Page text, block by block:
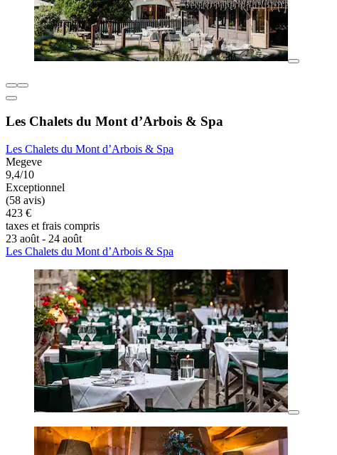
Les Chalets du Mont d’Arbois & Spa
Les Chalets du Mont d’Arbois & Spa
Megeve
9,4/10
Exceptionnel
(58 avis)
423 €
taxes et frais compris
23 août - 24 août
Les Chalets du Mont d’Arbois & Spa